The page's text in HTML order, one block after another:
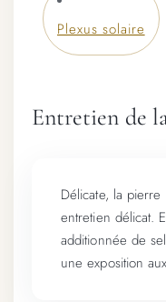
Plexus solaire
Entretien de
Délicate, la
entretien délicat.
additionnée de
une exposition